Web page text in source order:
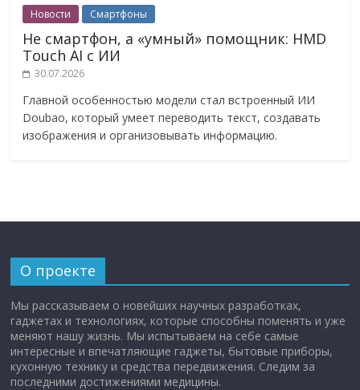
Новости Смартфоны
Не смартфон, а «умный» помощник: HMD
Touch AI с ИИ
30.07.2026
Главной особенностью модели стал встроенный ИИ
Doubao, который умеет переводить текст, создавать
изображения и организовывать информацию.
О проекте
Мы рассказываем о новейших научных разработках,
гаджетах и технологиях, которые способны поменять и уже
меняют нашу жизнь. Мы испытываем на себе самые
интересные и впечатляющие гаджеты, бытовые приборы,
кухонную технику и средства передвижения. Следим за
последними достижениями медицины.